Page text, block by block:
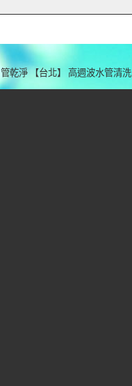
管乾淨 【台北】 高週波水管清洗